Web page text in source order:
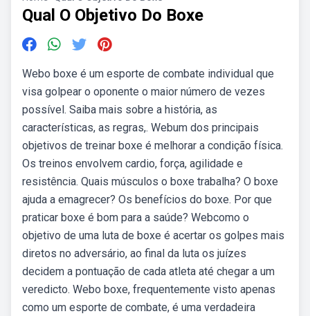
Qual O Objetivo Do Boxe
Webo boxe é um esporte de combate individual que
visa golpear o oponente o maior número de vezes
possível. Saiba mais sobre a história, as
características, as regras,. Webum dos principais
objetivos de treinar boxe é melhorar a condição física.
Os treinos envolvem cardio, força, agilidade e
resistência. Quais músculos o boxe trabalha? O boxe
ajuda a emagrecer? Os benefícios do boxe. Por que
praticar boxe é bom para a saúde? Webcomo o
objetivo de uma luta de boxe é acertar os golpes mais
diretos no adversário, ao final da luta os juízes
decidem a pontuação de cada atleta até chegar a um
veredicto. Webo boxe, frequentemente visto apenas
como um esporte de combate, é uma verdadeira